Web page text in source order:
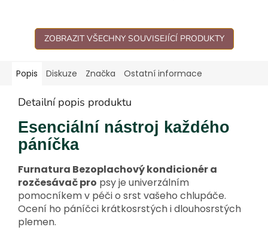
ZOBRAZIT VŠECHNY SOUVISEJÍCÍ PRODUKTY
Popis Diskuze Značka Ostatní informace
Detailní popis produktu
Esenciální nástroj každého
páníčka
Furnatura Bezoplachový kondicionér a
rozčesávač pro psy je univerzálním
pomocníkem v péči o srst vašeho chlupáče.
Ocení ho páníčci krátkosrstých i dlouhosrstých
plemen.